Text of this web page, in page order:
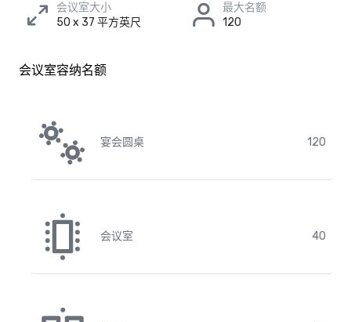
会议室大小
50 x 37 平方英尺
最大名额
120
会议室容纳名额
宴会圆桌 120
会议室 40